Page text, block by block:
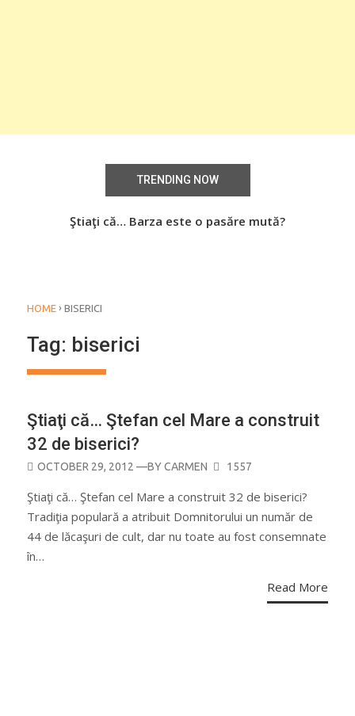
TRENDING NOW
Ştiaţi că… Barza este o pasăre mută?
HOME › BISERICI
Tag: biserici
Ştiaţi că… Ştefan cel Mare a construit
32 de biserici?
POSTED
OCTOBER 29, 2012 —BYCARMEN 1557
Ştiaţi că… Ştefan cel Mare a construit 32 de biserici?
Tradiţia populară a atribuit Domnitorului un număr de
44 de lăcaşuri de cult, dar nu toate au fost consemnate
în…
Read More